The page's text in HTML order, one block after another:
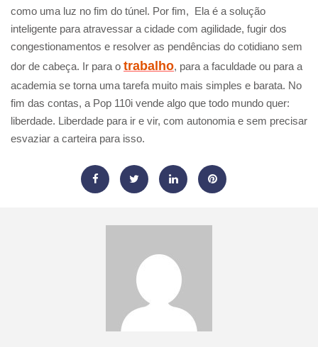
como uma luz no fim do túnel. Por fim, Ela é a solução
inteligente para atravessar a cidade com agilidade, fugir dos
congestionamentos e resolver as pendências do cotidiano sem
dor de cabeça. Ir para o trabalho, para a faculdade ou para a
academia se torna uma tarefa muito mais simples e barata. No
fim das contas, a Pop 110i vende algo que todo mundo quer:
liberdade. Liberdade para ir e vir, com autonomia e sem precisar
esvaziar a carteira para isso.